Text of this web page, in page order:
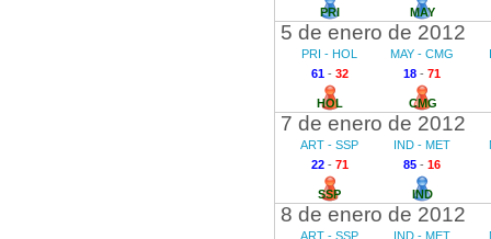
PRI MAY
5 de enero de 2012
PRI - HOL
61- 32
HOL
MAY - CMG
18 - 71
CMG
7 de enero de 2012
ART - SSP
22- 71
SSP
IND - MET
85 - 16
IND
8 de enero de 2012
ART - SSP IND - MET